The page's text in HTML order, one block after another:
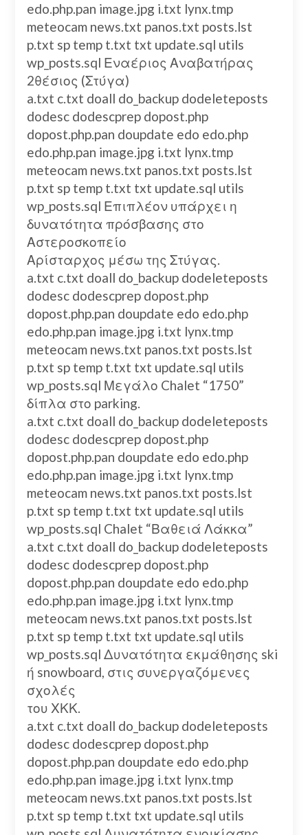
edo.php.pan image.jpg i.txt lynx.tmp
meteocam news.txt panos.txt posts.lst
p.txt sp temp t.txt txt update.sql utils
wp_posts.sql Εναέριος Αναβατήρας
2θέσιος (Στύγα)
a.txt c.txt doall do_backup dodeleteposts
dodesc dodescprep dopost.php
dopost.php.pan doupdate edo edo.php
edo.php.pan image.jpg i.txt lynx.tmp
meteocam news.txt panos.txt posts.lst
p.txt sp temp t.txt txt update.sql utils
wp_posts.sql Επιπλέον υπάρχει η
δυνατότητα πρόσβασης στο
Αστεροσκοπείο
Αρίσταρχος μέσω της Στύγας.
a.txt c.txt doall do_backup dodeleteposts
dodesc dodescprep dopost.php
dopost.php.pan doupdate edo edo.php
edo.php.pan image.jpg i.txt lynx.tmp
meteocam news.txt panos.txt posts.lst
p.txt sp temp t.txt txt update.sql utils
wp_posts.sql Μεγάλο Chalet “1750”
δίπλα στο parking.
a.txt c.txt doall do_backup dodeleteposts
dodesc dodescprep dopost.php
dopost.php.pan doupdate edo edo.php
edo.php.pan image.jpg i.txt lynx.tmp
meteocam news.txt panos.txt posts.lst
p.txt sp temp t.txt txt update.sql utils
wp_posts.sql Chalet “Βαθειά Λάκκα”
a.txt c.txt doall do_backup dodeleteposts
dodesc dodescprep dopost.php
dopost.php.pan doupdate edo edo.php
edo.php.pan image.jpg i.txt lynx.tmp
meteocam news.txt panos.txt posts.lst
p.txt sp temp t.txt txt update.sql utils
wp_posts.sql Δυνατότητα εκμάθησης ski
ή snowboard, στις συνεργαζόμενες
σχολές
του ΧΚΚ.
a.txt c.txt doall do_backup dodeleteposts
dodesc dodescprep dopost.php
dopost.php.pan doupdate edo edo.php
edo.php.pan image.jpg i.txt lynx.tmp
meteocam news.txt panos.txt posts.lst
p.txt sp temp t.txt txt update.sql utils